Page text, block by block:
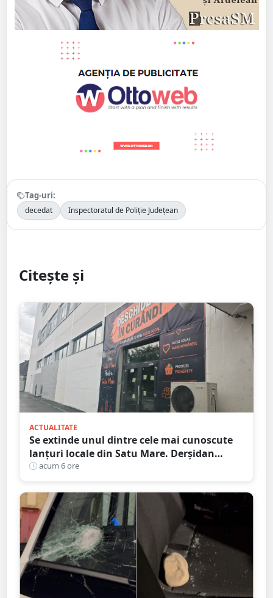
Tag-uri:
decedat Inspectoratul de Poliție Județean
Citește și
ACTUALITATE
Se extinde unul dintre cele mai cunoscute
lanțuri locale din Satu Mare. Derșidan
pregătește o investiție importantă
acum 6 ore